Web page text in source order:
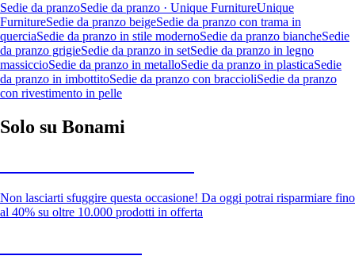
Sedie da pranzoSedie da pranzo · Unique FurnitureUnique
FurnitureSedie da pranzo beigeSedie da pranzo con trama in
querciaSedie da pranzo in stile modernoSedie da pranzo biancheSedie
da pranzo grigieSedie da pranzo in setSedie da pranzo in legno
massiccioSedie da pranzo in metalloSedie da pranzo in plasticaSedie
da pranzo in imbottitoSedie da pranzo con braccioliSedie da pranzo
con rivestimento in pelle
Solo su Bonami
Non lasciarti sfuggire questa occasione! Da oggi potrai risparmiare fino
al 40% su oltre 10.000 prodotti in offerta